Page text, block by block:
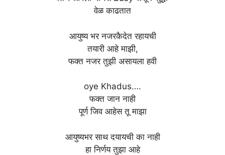
वेळ काढतात
आयुष्य भर नजरकैदेत रहायची
तयारी आहे माझी,
फक्त नजर तुझी असायला हवी
oye Khadus….
फक्त जान नाही
पूर्ण जिव आहेस तू माझा
आयुष्यभर साथ दयायची का नाही
हा निर्णय तुझा आहे